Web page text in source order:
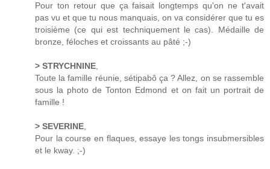
Pour ton retour que ça faisait longtemps qu'on ne t'avait
pas vu et que tu nous manquais, on va considérer que tu es
troisième (ce qui est techniquement le cas). Médaille de
bronze, féloches et croissants au pâté ;-)
> STRYCHNINE,
Toute la famille réunie, sétipabô ça ? Allez, on se rassemble
sous la photo de Tonton Edmond et on fait un portrait de
famille !
> SEVERINE,
Pour la course en flaques, essaye les tongs insubmersibles
et le kway. ;-)